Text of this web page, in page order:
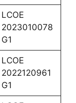
LCOE
2023010078
G1
LCOE
2022120961
G1